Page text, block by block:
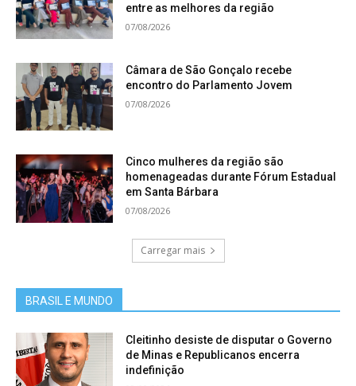
entre as melhores da região
07/08/2026
Câmara de São Gonçalo recebe
encontro do Parlamento Jovem
07/08/2026
Cinco mulheres da região são
homenageadas durante Fórum Estadual
em Santa Bárbara
07/08/2026
Carregar mais
BRASIL E MUNDO
Cleitinho desiste de disputar o Governo
de Minas e Republicanos encerra
indefinição